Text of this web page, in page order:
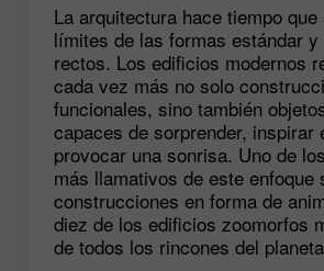
La arquitectura hace tiempo
límites de las formas estándar y
rectos. Los edificios modernos
cada vez más no solo
funcionales, sino también
capaces de sorprender, inspirar
provocar una sonrisa. Uno de
más llamativos de este enfoque
construcciones en forma de
diez de los edificios zoomorfos
de todos los rincones del